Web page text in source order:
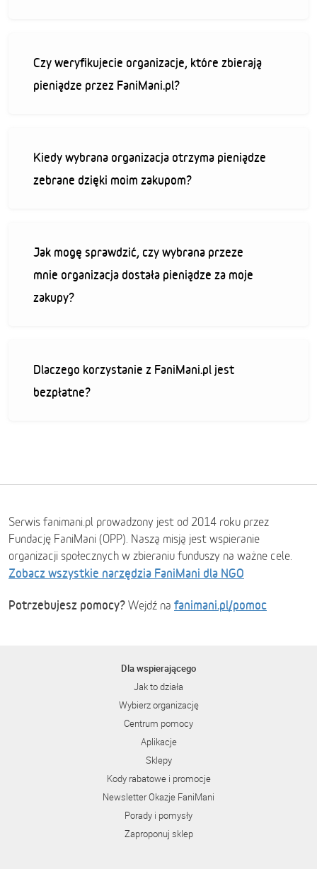
Czy weryfikujecie organizacje, które zbierają
pieniądze przez FaniMani.pl?
Kiedy wybrana organizacja otrzyma pieniądze
zebrane dzięki moim zakupom?
Jak mogę sprawdzić, czy wybrana przeze
mnie organizacja dostała pieniądze za moje
zakupy?
Dlaczego korzystanie z FaniMani.pl jest
bezpłatne?
Serwis fanimani.pl prowadzony jest od 2014 roku przez
Fundację FaniMani (OPP). Naszą misją jest wspieranie
organizacji społecznych w zbieraniu funduszy na ważne cele.
Zobacz wszystkie narzędzia FaniMani dla NGO
Potrzebujesz pomocy? Wejdź na fanimani.pl/pomoc
Dla wspierającego
Jak to działa
Wybierz organizację
Centrum pomocy
Aplikacje
Sklepy
Kody rabatowe i promocje
Newsletter Okazje FaniMani
Porady i pomysły
Zaproponuj sklep